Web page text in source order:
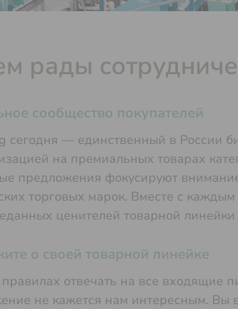
рады
сообщество покупателей
сегодня — единственный в России
на премиальных товарах
предложения фокусируют внимание
торговых марок. Вместе с
ценителей товарной
о своей товарной линейке
отвечать на все входящие
не кажется нам интересным. Вы